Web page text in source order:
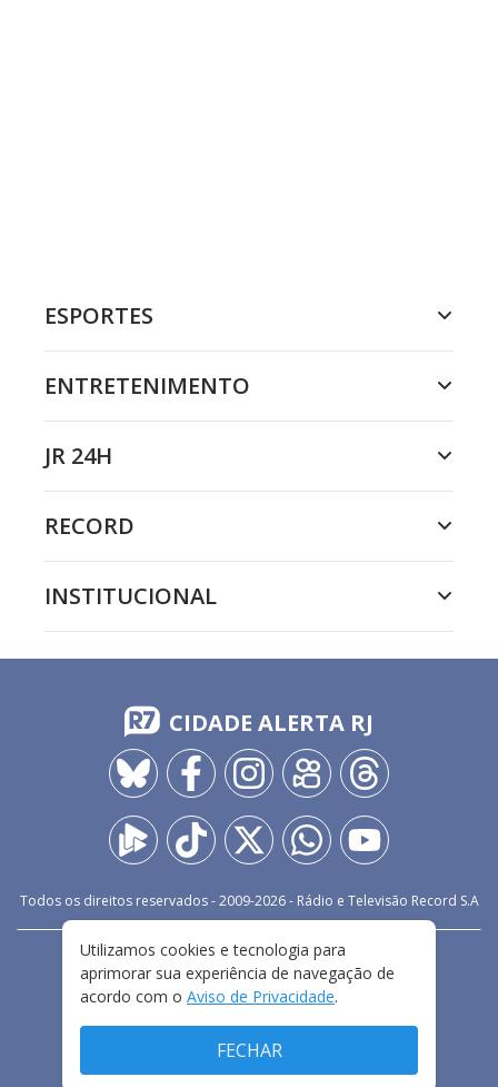
ESPORTES
ENTRETENIMENTO
JR 24H
RECORD
INSTITUCIONAL
CIDADE ALERTA RJ
Todos os direitos reservados - 2009-2026- Rádio e Televisão Record S.A
FALE CONOSCO
PRIVACIDADE
TERMOS E CONDIÇÕES DE USO
Utilizamos cookies e tecnologia para
aprimorar sua experiência de navegação de
acordo com o Aviso de Privacidade.
FECHAR